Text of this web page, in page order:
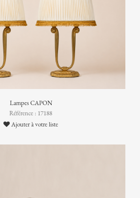
Lampes CAPON
Référence : 17188
Ajouter à votre liste